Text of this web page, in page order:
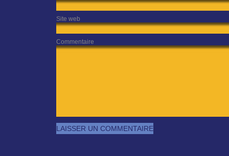
Site web
Commentaire